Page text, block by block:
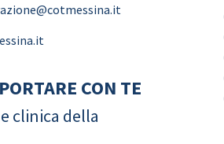
CON TE
clinica della